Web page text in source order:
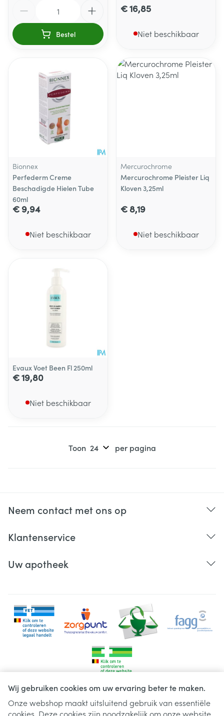
Wij gebruiken cookies om uw ervaring beter te maken.
Onze webshop maakt uitsluitend gebruik van essentiële
cookies. Deze cookies zijn noodzakelijk om onze website
Bestel
€ 16,85
Niet beschikbaar
Bionnex
Perfederm Creme
Beschadigde Hielen Tube
60ml
€ 9,94
Niet beschikbaar
Mercurochrome
Mercurochrome Pleister Liq
Kloven 3,25ml
€ 8,19
Niet beschikbaar
Evaux Voet Been Fl 250ml
€ 19,80
Niet beschikbaar
Toon per pagina
Neem contact met ons op
Klantenservice
Uw apotheek